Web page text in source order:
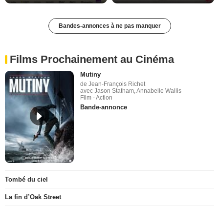
Bandes-annonces à ne pas manquer
Films Prochainement au Cinéma
Mutiny
de Jean-François Richet
avec Jason Statham, Annabelle Wallis
Film - Action
Bande-annonce
Tombé du ciel
La fin d’Oak Street